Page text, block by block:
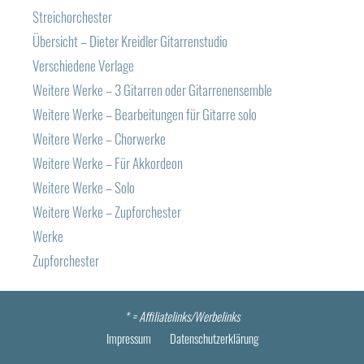
Streichorchester
Übersicht – Dieter Kreidler Gitarrenstudio
Verschiedene Verlage
Weitere Werke – 3 Gitarren oder Gitarrenensemble
Weitere Werke – Bearbeitungen für Gitarre solo
Weitere Werke – Chorwerke
Weitere Werke – Für Akkordeon
Weitere Werke – Solo
Weitere Werke – Zupforchester
Werke
Zupforchester
* =Affiliatelinks/Werbelinks
Impressum
Datenschutzerklärung